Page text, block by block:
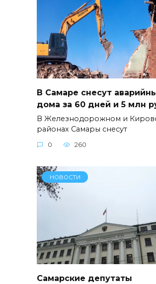
В Самаре снесут
дома за 60 дней и 5 млн
В Железнодорожном и
районах Самары снесут
0 260
НОВОСТИ
Самарские депутаты